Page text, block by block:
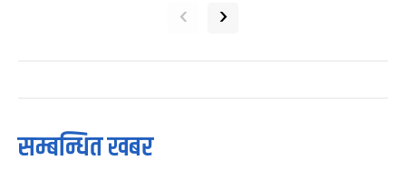
‹ ›
सम्बन्धित खबर